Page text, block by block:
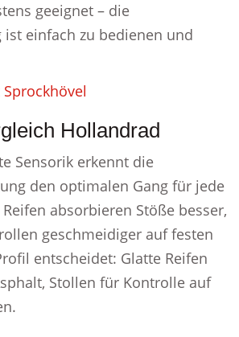
geeignet – die
ist einfach zu bedienen und
Hollandrad
Sensorik erkennt die
den optimalen Gang für jede
absorbieren Stöße besser,
geschmeidiger auf festen
entscheidet: Glatte Reifen
Stollen für Kontrolle auf